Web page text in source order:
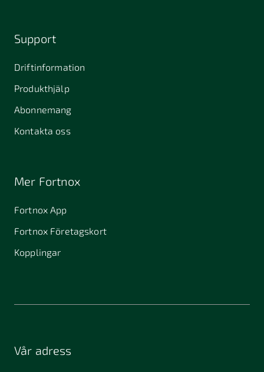
Support
Driftinformation
Produkthjälp
Abonnemang
Kontakta oss
Mer Fortnox
Fortnox App
Fortnox Företagskort
Kopplingar
Vår adress